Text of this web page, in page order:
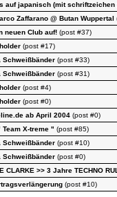
auf japanisch (mit schriftzeichen
Zaffarano @ Butan Wuppertal
neuen Club auf!(post #37)
(post #17)
Schweißbänder(post #33)
Schweißbänder(post #31)
(post #4)
(post #0)
ab April 2004(post #0)
Team X-treme " (post #85)
Schweißbänder(post #10)
Schweißbänder(post #0)
CLARKE >> 3 Jahre TECHNO
(post #10)